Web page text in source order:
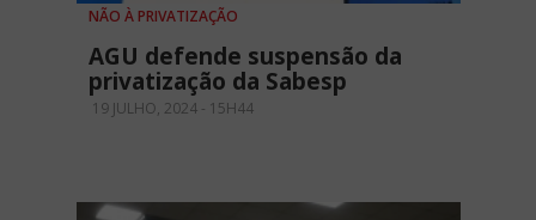
NÃO À PRIVATIZAÇÃO
AGU defende suspensão da
privatização da Sabesp
19 JULHO, 2024 - 15H44